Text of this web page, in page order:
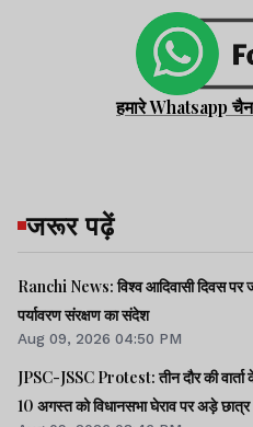
हमारे Whatsapp
जरूर पढ़ें
Ranchi News: विश्व आदिवासी दिवस पर
पर्यावरण संरक्षण का संदेश
Aug 09, 2026 04:50 PM
JPSC-JSSC Protest: तीन दौर की वार्ता
10 अगस्त को विधानसभा घेराव पर अड़े छात्र